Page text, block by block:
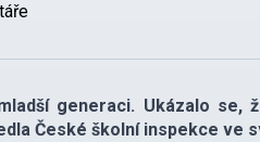
generaci. Ukázalo
České školní inspekce ve